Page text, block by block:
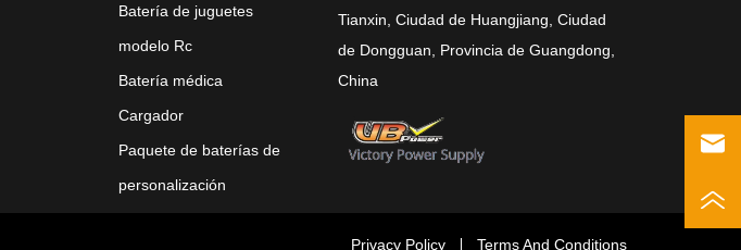
Batería de juguetes
modelo Rc
Batería médica
Cargador
Paquete de baterías de
personalización
Tianxin, Ciudad de Huangjiang, Ciudad
de Dongguan, Provincia de Guangdong,
China
Privacy Policy Terms And Conditions